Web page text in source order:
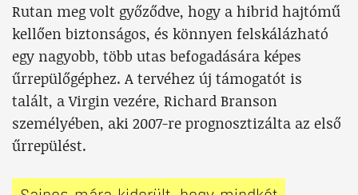
Rutan meg volt győződve, hogy a hibrid hajtómű
kellően biztonságos, és könnyen felskálázható
egy nagyobb, több utas befogadására képes
űrrepülőgéphez. A tervéhez új támogatót is
talált, a Virgin vezére, Richard Branson
személyében, aki 2007-re prognosztizálta az első
űrrepülést.